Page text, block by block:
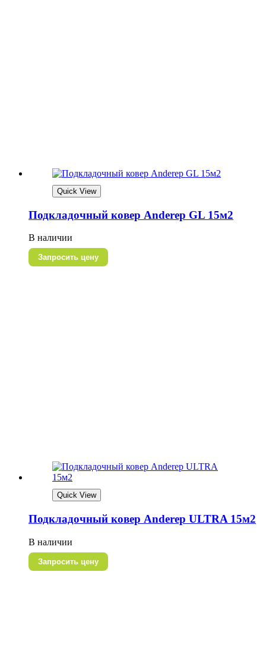
Quick View
Подкладочный ковер Anderep GL 15м2
В наличии
Запросить цену
Quick View
Подкладочный ковер Anderep ULTRA 15м2
В наличии
Запросить цену